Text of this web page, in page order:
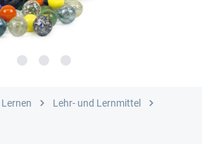
Lehr- und Lernmittel